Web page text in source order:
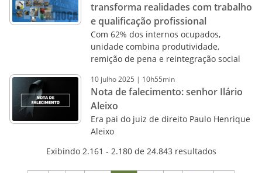
transforma realidades com trabalho
e qualificação profissional
Com 62% dos internos ocupados,
unidade combina produtividade,
remição de pena e reintegração social
10 julho2025 | 10h55min
Nota de falecimento: senhor Ilário
Aleixo
Era pai do juiz de direito Paulo Henrique
Aleixo
Exibindo 2.161 - 2.180 de 24.843 resultados